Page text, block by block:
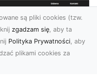
są pliki cookies (tzw.
zgadzam się, aby ta
Polityka Prywatności, aby
plikami cookies za